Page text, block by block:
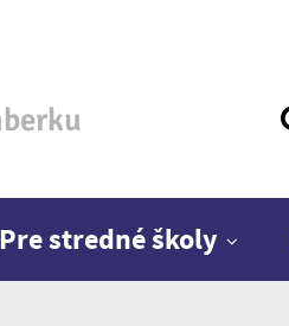
Pre stredné školy